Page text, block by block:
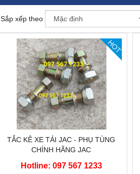
Sắp xếp theo
HOT
TẮC KÊ XE TẢI JAC - PHỤ TÙNG
CHÍNH HÃNG JAC
Hotline: 097 567 1233